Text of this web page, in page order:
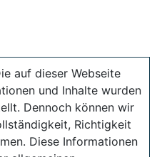
auf dieser Webseite
und Inhalte wurden
Dennoch können wir
Richtigkeit
Diese Informationen